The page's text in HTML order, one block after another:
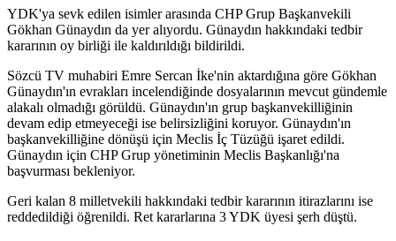
YDK'ya sevk edilen isimler arasında CHP Grup Başkanvekili
Gökhan Günaydın da yer alıyordu. Günaydın hakkındaki tedbir
kararının oy birliği ile kaldırıldığı bildirildi.
Sözcü TV muhabiri Emre Sercan İke'nin aktardığına göre Gökhan
Günaydın'ın evrakları incelendiğinde dosyalarının mevcut gündemle
alakalı olmadığı görüldü. Günaydın'ın grup başkanvekilliğinin
devam edip etmeyeceği ise belirsizliğini koruyor. Günaydın'ın
başkanvekilliğine dönüşü için Meclis İç Tüzüğü işaret edildi.
Günaydın için CHP Grup yönetiminin Meclis Başkanlığı'na
başvurması bekleniyor.
Geri kalan 8 milletvekili hakkındaki tedbir kararının itirazlarını ise
reddedildiği öğrenildi. Ret kararlarına 3 YDK üyesi şerh düştü.